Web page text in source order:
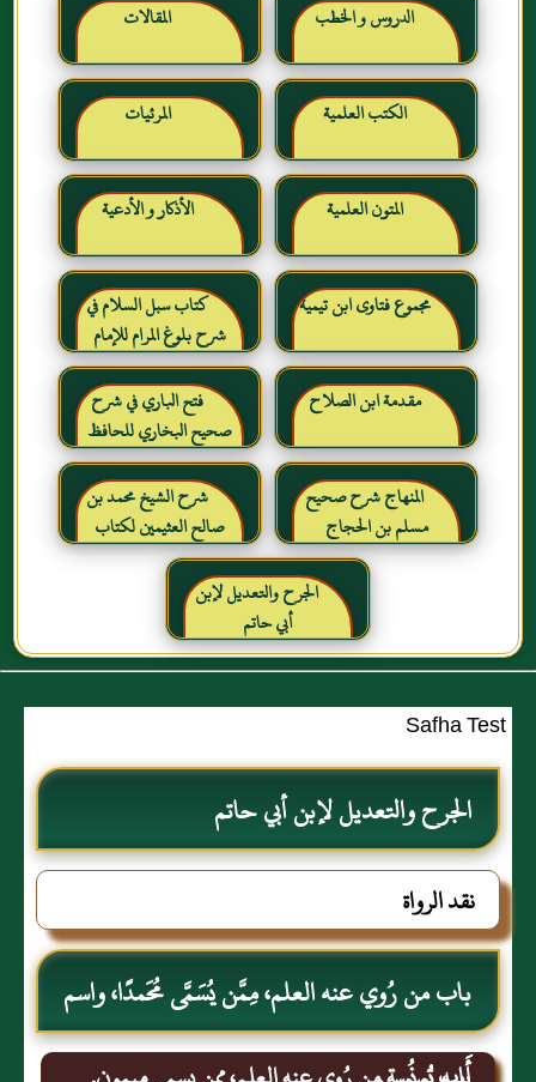
الدروس و الخطب المقالات
الكتب العلمية المرئيات
المتون العلمية الأذكار و الأدعية
مجموع فتاوى ابن تيمية
كتاب سبل السلام في
شرح بلوغ المرام للإمام
الصنعاني رحمه الله
مقدمة ابن الصلاح
فتح الباري في شرح
صحيح البخاري للحافظ
ابن حجر العسقلاني
المنهاج شرح صحيح
مسلم بن الحجاج
شرح الشيخ محمد بن
صالح العثيمين لكتاب
رياض الصالحين للإمام
النووي رحمهم الله تعالىالجرح والتعديل لإبن
أبي حاتم
Safha Test
الجرح والتعديل لإبن أبي حاتم
نقد الرواة
باب من رُوي عنه العلم، مِمَّن يُسَمَّى مُحَمدًا، واسم